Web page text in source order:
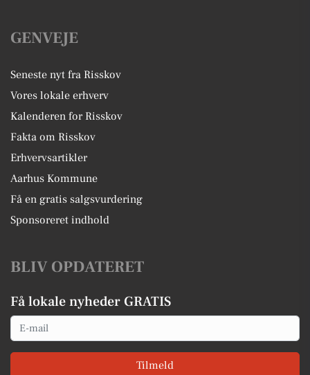
GENVEJE
Seneste nyt fra Risskov
Vores lokale erhverv
Kalenderen for Risskov
Fakta om Risskov
Erhvervsartikler
Aarhus Kommune
Få en gratis salgsvurdering
Sponsoreret indhold
BLIV OPDATERET
Få lokale nyheder GRATIS
Email
Tilmeld